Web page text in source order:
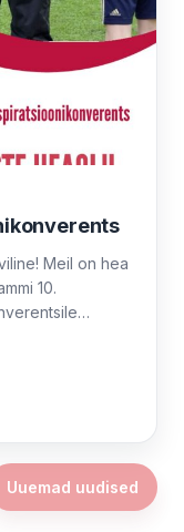
Meil on hea
10.
Uuemad uudised